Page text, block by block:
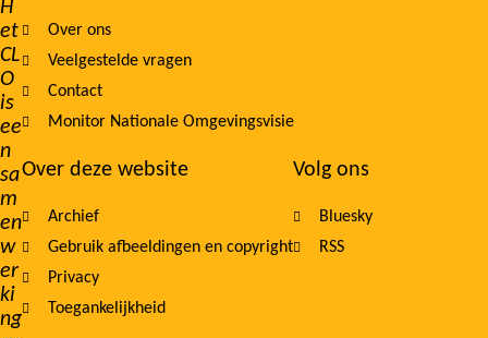
H
et
CL
O
is
ee
n
sa
m
en
w
er
ki
ng
navigation
Over ons
Veelgestelde vragen
Contact
Monitor Nationale Omgevingsvisie
Over deze website
Archief
Gebruik afbeeldingen en copyright
Privacy
Toegankelijkheid
Volg ons
Bluesky
RSS